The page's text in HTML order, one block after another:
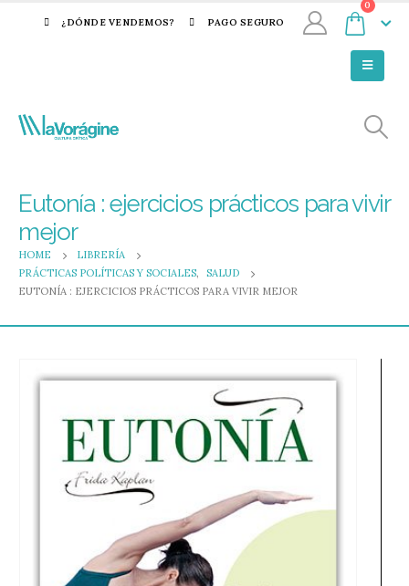
¿DÓNDE VENDEMOS? PAGO SEGURO
0
Eutonía : ejercicios prácticos para vivir
mejor
HOME
LIBRERÍA
PRÁCTICAS POLÍTICAS Y SOCIALES,
SALUD
EUTONÍA : EJERCICIOS PRÁCTICOS PARA VIVIR MEJOR